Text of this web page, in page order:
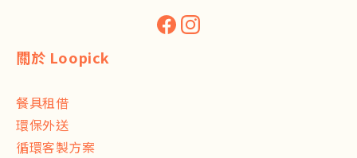
關於 Loopick
餐具租借
環保外送
循環客製方案